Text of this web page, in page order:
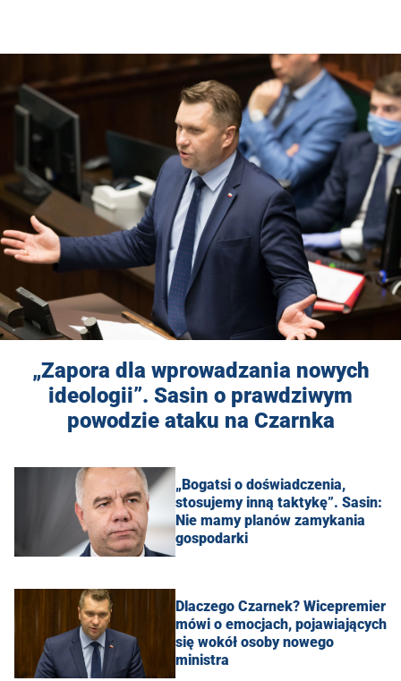
„Zapora dla wprowadzania nowych
ideologii”. Sasin o prawdziwym
powodzie ataku na Czarnka
„Bogatsi o doświadczenia,
stosujemy inną taktykę”. Sasin:
Nie mamy planów zamykania
gospodarki
Dlaczego Czarnek? Wicepremier
mówi o emocjach, pojawiających
się wokół osoby nowego
ministra